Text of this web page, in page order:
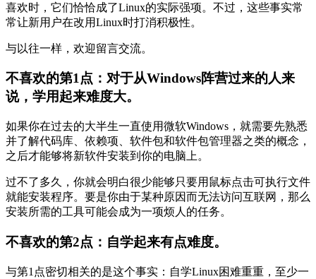
喜欢时，它们恰恰成了Linux的实际强项。不过，这些事实常
常让新用户在改用Linux时打消积极性。
与以往一样，欢迎留言交流。
不喜欢的第1点：对于从Windows阵营过来的人来
说，学用起来难度大。
如果你在过去的大半生一直使用微软Windows，就需要先熟悉
并了解代码库、依赖项、软件包和软件包管理器之类的概念，
之后才能够将新软件安装到你的电脑上。
过不了多久，你就会明白很少能够只要用鼠标点击可执行文件
就能安装程序。要是你由于某种原因而无法访问互联网，那么
安装所需的工具可能会成为一项烦人的任务。
不喜欢的第2点：自学起来有点难度。
与第1点密切相关的是这个事实：自学Linux困难重重，至少一